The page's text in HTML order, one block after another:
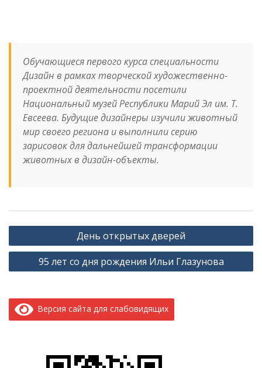
Обучающиеся первого курса специальности
Дизайн в рамках творческой художественно-
проектной деятельности посетили
Национальный музей Республики Марий Эл им. Т.
Евсеева. Будущие дизайнеры изучили животный
мир своего региона и выполнили серию
зарисовок для дальнейшей трансформации
животных в дизайн-объекты.
Навигация
по
записям
День открытых дверей
95 лет со дня рождения Ильи Глазунова
Версия сайта для слабовидящих